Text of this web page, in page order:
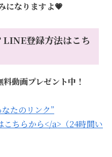
になりますよ💗
登録方法はこち
動画プレゼント中！
たのリンク”
ちらから</a>（24時間い